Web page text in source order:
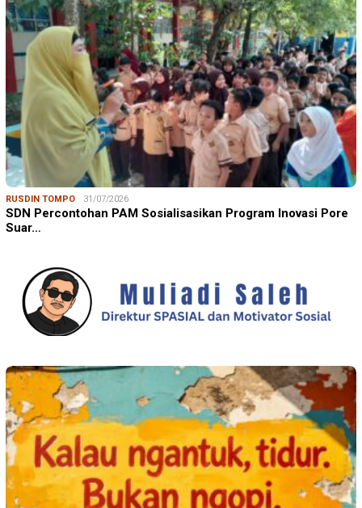
RUSDIN TOMPO 31/07/2026
SDN Percontohan PAM Sosialisasikan Program Inovasi Pore
Suar…